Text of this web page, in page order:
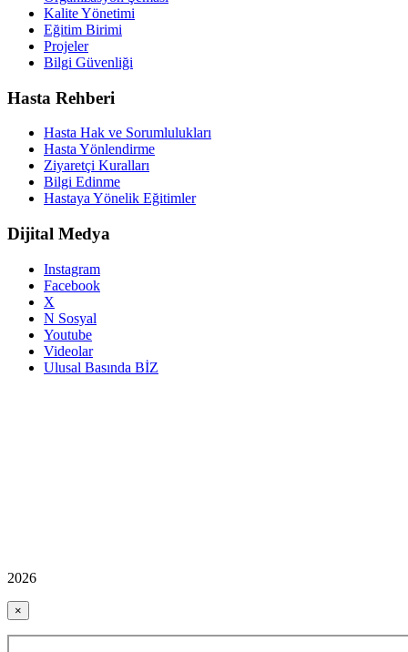
Kalite Yönetimi
Eğitim Birimi
Projeler
Bilgi Güvenliği
Hasta Rehberi
Hasta Hak ve Sorumlulukları
Hasta Yönlendirme
Ziyaretçi Kuralları
Bilgi Edinme
Hastaya Yönelik Eğitimler
Dijital Medya
Instagram
Facebook
X
N Sosyal
Youtube
Videolar
Ulusal Basında BİZ
2026
×